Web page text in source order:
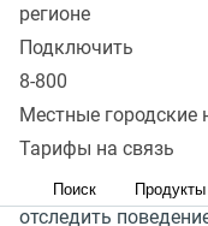
регионе
Подключить
8-800
Местные городские
Тарифы на связь
Поиск Продукты
и развития
пользователя, то
потому что эти
показатели
Товарная
отследить